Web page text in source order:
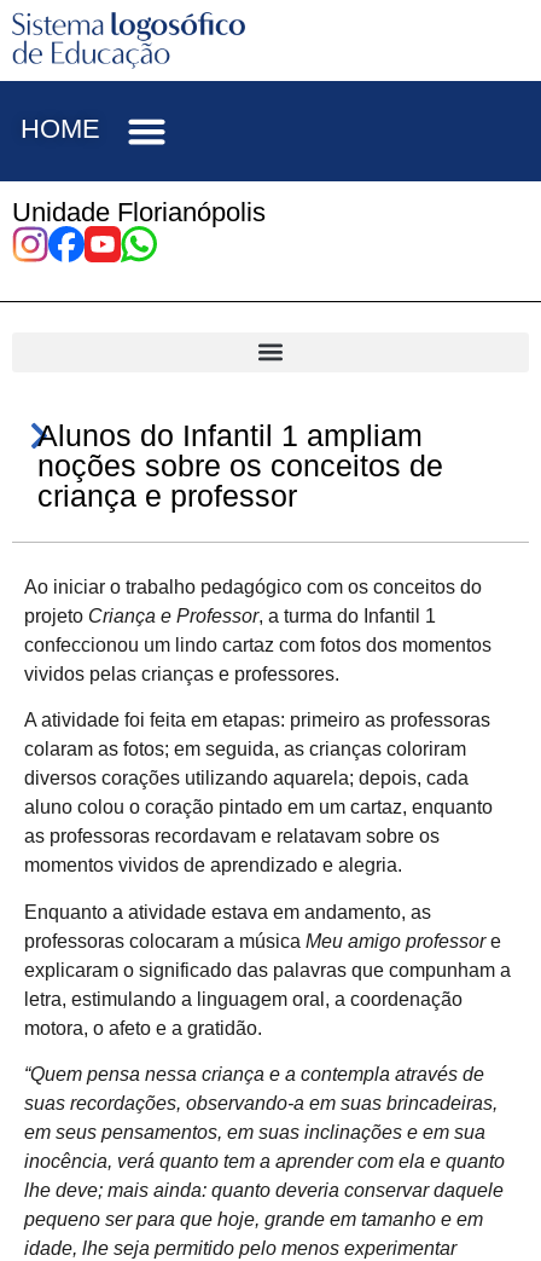
HOME
Unidade Florianópolis
Alunos do Infantil 1 ampliam
noções sobre os conceitos de
criança e professor
Ao iniciar o trabalho pedagógico com os conceitos do
projeto Criança e Professor, a turma do Infantil 1
confeccionou um lindo cartaz com fotos dos momentos
vividos pelas crianças e professores.
A atividade foi feita em etapas: primeiro as professoras
colaram as fotos; em seguida, as crianças coloriram
diversos corações utilizando aquarela; depois, cada
aluno colou o coração pintado em um cartaz, enquanto
as professoras recordavam e relatavam sobre os
momentos vividos de aprendizado e alegria.
Enquanto a atividade estava em andamento, as
professoras colocaram a música Meu amigo professore
explicaram o significado das palavras que compunham a
letra, estimulando a linguagem oral, a coordenação
motora, o afeto e a gratidão.
“Quem pensa nessa criança e a contempla através de
suas recordações, observando-a em suas brincadeiras,
em seus pensamentos, em suas inclinações e em sua
inocência, verá quanto tem a aprender com ela e quanto
lhe deve; mais ainda: quanto deveria conservar daquele
pequeno ser para que hoje, grande em tamanho e em
idade, lhe seja permitido pelo menos experimentar